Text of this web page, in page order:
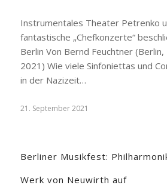
Instrumentales Theater Petrenko
fantastische „Chefkonzerte“
Berlin Von Bernd Feuchtner
2021) Wie viele Sinfoniettas und
in der Nazizeit…
21. September 2021
Berliner Musikfest:
Werk von Neuwirth auf